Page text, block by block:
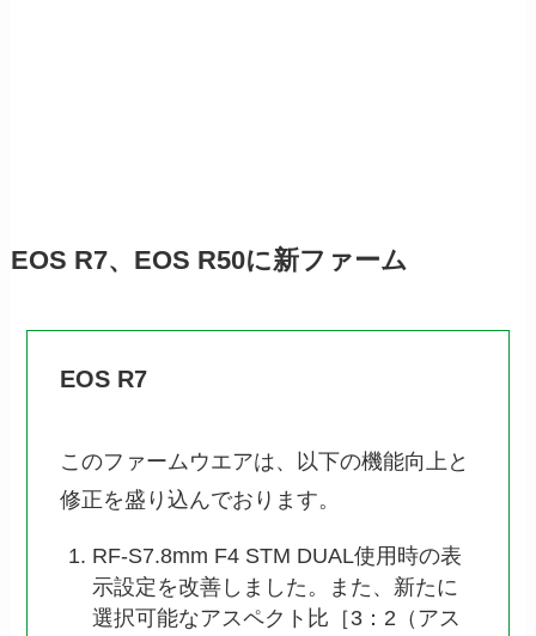
EOS R7、EOS R50に新ファーム
EOS R7
このファームウエアは、以下の機能向上と
修正を盛り込んでおります。
RF-S7.8mm F4 STM DUAL使用時の表
示設定を改善しました。また、新たに
選択可能なアスペクト比［3：2（アス